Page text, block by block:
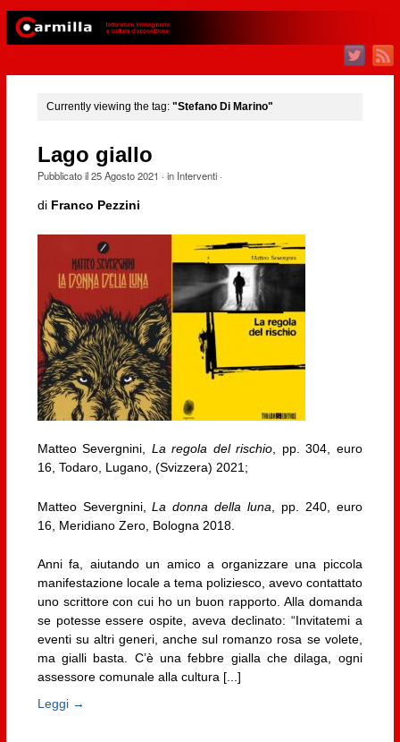
Currently viewing the tag: "Stefano Di Marino"
Lago giallo
Pubblicato il25 Agosto 2021 · in Interventi·
di Franco Pezzini
Matteo Severgnini, La regola del rischio, pp. 304, euro
16, Todaro, Lugano, (Svizzera) 2021;
Matteo Severgnini,La donna della luna , pp. 240, euro
16, Meridiano Zero, Bologna 2018.
Anni fa, aiutando un amico a organizzare una piccola
manifestazione locale a tema poliziesco, avevo contattato
uno scrittore con cui ho un buon rapporto. Alla domanda
se potesse essere ospite, aveva declinato: “Invitatemi a
eventi su altri generi, anche sul romanzo rosa se volete,
ma gialli basta. C’è una febbre gialla che dilaga, ogni
assessore comunale alla cultura [...]
Leggi →